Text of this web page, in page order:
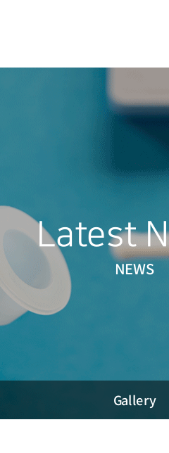
Latest
NEWS
Gallery